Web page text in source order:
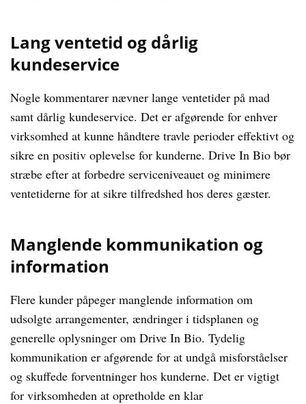
Lang ventetid og dårlig
kundeservice
Nogle kommentarer nævner lange ventetider på mad
samt dårlig kundeservice. Det er afgørende for enhver
virksomhed at kunne håndtere travle perioder effektivt og
sikre en positiv oplevelse for kunderne. Drive In Bio bør
stræbe efter at forbedre serviceniveauet og minimere
ventetiderne for at sikre tilfredshed hos deres gæster.
Manglende kommunikation og
information
Flere kunder påpeger manglende information om
udsolgte arrangementer, ændringer i tidsplanen og
generelle oplysninger om Drive In Bio. Tydelig
kommunikation er afgørende for at undgå misforståelser
og skuffede forventninger hos kunderne. Det er vigtigt
for virksomheden at opretholde en klar